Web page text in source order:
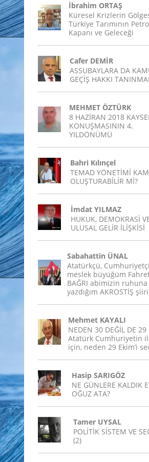
İbrahim ORTAŞ
Küresel Krizlerin
Türkiye Tarımının
Kapanı ve Geleceği
Cafer DEMİR
ASSUBAYLARA DA
GEÇİŞ HAKKI
MEHMET ÖZTÜRK
8 HAZİRAN 2018
KONUŞMASININ 4.
YILDÖNÜMÜ
Bahri Kılınçel
TEMAD YÖNETİMİ
OLUŞTURABİLİR Mİ?
İmdat YILMAZ
HUKUK, DEMOKRASİ
ULUSAL GELİR İLİŞKİSİ
Sabahattin ÜNAL
Atatürkçü, Cumhuriyetçi
meslek büyüğüm
BAĞRI abimizin ruhuna
yazdığım AKROSTİŞ
Mehmet KAYALI
NEDEN 30 DEĞİL DE 29
Atatürk Cumhuriyetin
için, neden 29 Ekim’i
Hasip SARIGÖZ
NE GÜNLERE KALDIK
OĞUZ ATA?
Tamer UYSAL
POLİTİK SİSTEM VE
(2)